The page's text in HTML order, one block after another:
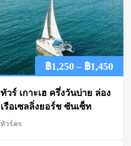
฿1,250 – ฿1,450Price
ทัวร์ เกาะเฮ ครึ่งวันบ่าย ล่อง
เรือเซลลิ่งยอร์ช ซันเซ็ท
ทัวร์คร